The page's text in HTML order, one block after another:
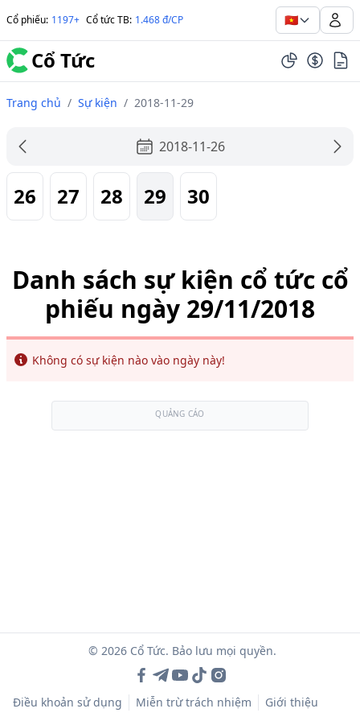
Cổ phiếu: 1197+ Cổ tức TB: 1.468 đ/CP 🇻🇳
Cổ Tức
Trang chủ / Sự kiện / 2018-11-29
2018-11-26
26 27 28 29 30
Danh sách sự kiện cổ tức cổ
phiếu ngày 29/11/2018
Info
Không có sự kiện nào vào ngày này!
QUẢNG CÁO
© 2026 Cổ Tức. Bảo lưu mọi quyền.
Điều khoản sử dụng Miễn trừ trách nhiệm Giới thiệu